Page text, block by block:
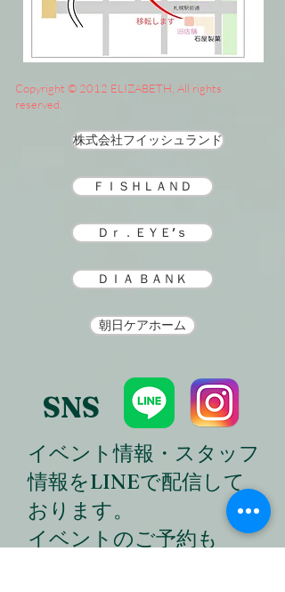
Copyright © 2012 ELIZABETH, All rights
reserved.
株式会社フイッシュランド
ＦＩＳＨＬＡＮＤ
Ｄｒ．ＥＹＥ’ｓ
ＤＩＡ ＢＡＮＫ
朝日ケアホーム
SNS
​イベント情報・スタッフ
情報をLINEで配信して
おります。
イベントのご予約も